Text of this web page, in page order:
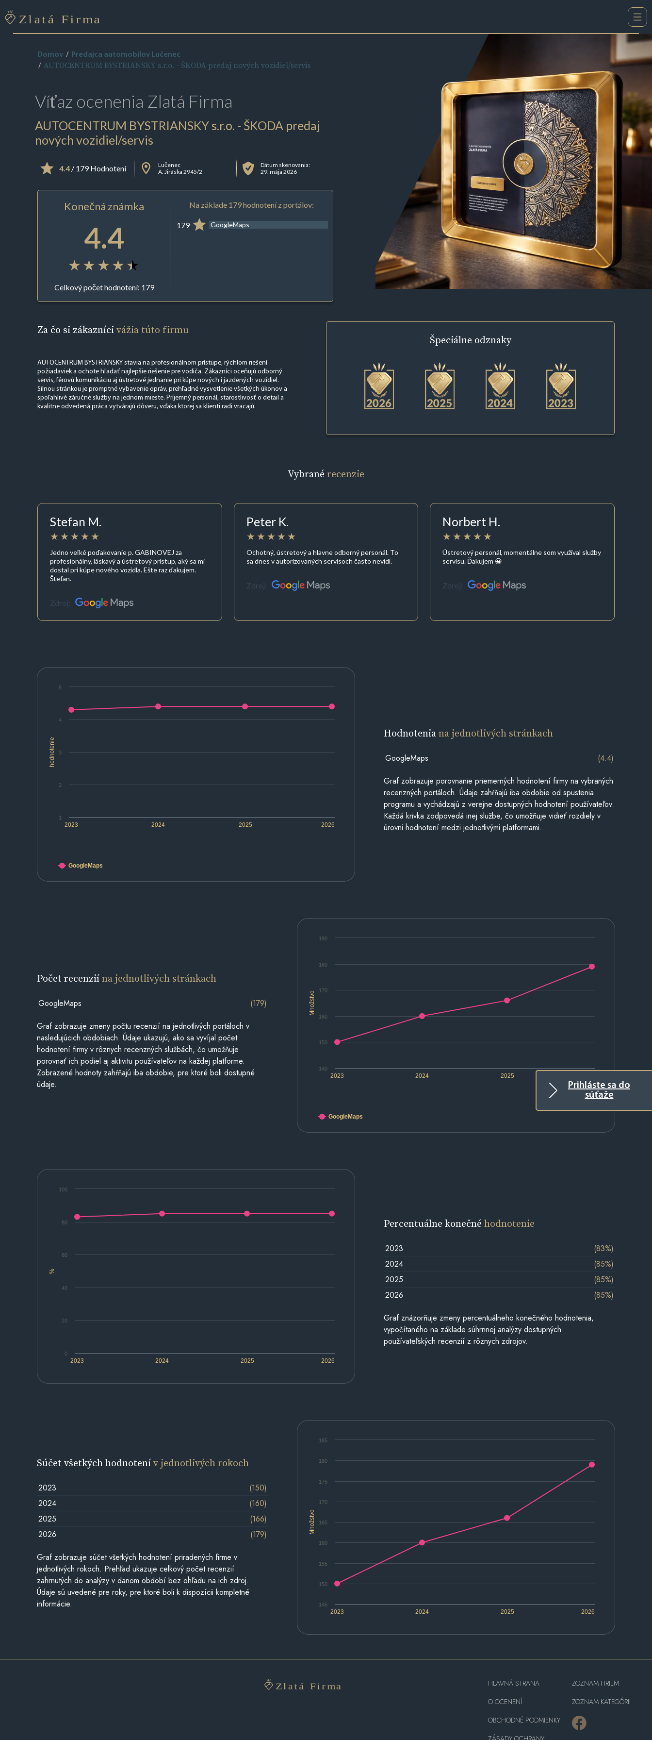
Prihláste sa do
súťaže
Domov Predajca automobilov Lučenec
AUTOCENTRUM BYSTRIANSKY s.r.o. - ŠKODA predaj nových vozidiel/servis
Víťaz ocenenia Zlatá Firma
AUTOCENTRUM BYSTRIANSKY s.r.o. - ŠKODA predaj
nových vozidiel/servis
4.4/ 179 Hodnotení
Lučenec
A. Jiráska 2945/2
Dátum skenovania:
29. mája 2026
Konečná známka
4.4
Celkový počet hodnotení: 179
Na základe 179 hodnotení z portálov:
179 GoogleMaps
Za čo si zákaznícivážia túto firmu
AUTOCENTRUM BYSTRIANSKY stavia na profesionálnom prístupe, rýchlom riešení
požiadaviek a ochote hľadať najlepšie riešenie pre vodiča. Zákazníci oceňujú odborný
servis, férovú komunikáciu aj ústretové jednanie pri kúpe nových i jazdených vozidiel.
Silnou stránkou je promptné vybavenie opráv, prehľadné vysvetlenie všetkých úkonov a
spoľahlivé záručné služby na jednom mieste. Príjemný personál, starostlivosť o detail a
kvalitne odvedená práca vytvárajú dôveru, vďaka ktorej sa klienti radi vracajú.
Špeciálne odznaky
Vybrané recenzie
Stefan M.
Jedno veľké poďakovanie p. GABINOVEJ za
profesionálny, láskavý a ústretový prístup, aký sa mi
dostal pri kúpe nového vozidla. Ešte raz ďakujem.
Štefan.
Zdroj:
Peter K.
Ochotný, ústretový a hlavne odborný personál. To
sa dnes v autorizovaných servisoch často nevidí.
Zdroj:
Norbert H.
Ústretový personál, momentálne som využíval služby
servisu. Ďakujem 😀
Zdroj:
hodnotenie
2023 2024 2025 2026
1
2
3
4
5
GoogleMaps
Hodnoteniana jednotlivých stránkach
GoogleMaps (4.4)
Graf zobrazuje porovnanie priemerných hodnotení firmy na vybraných
recenzných portáloch. Údaje zahŕňajú iba obdobie od spustenia
programu a vychádzajú z verejne dostupných hodnotení používateľov.
Každá krivka zodpovedá inej službe, čo umožňuje vidieť rozdiely v
úrovni hodnotení medzi jednotlivými platformami.
Množstvo
2023 2024 2025
150
160
170
180
140
190
GoogleMaps
Počet recenziína jednotlivých stránkach
GoogleMaps (179)
Graf zobrazuje zmeny počtu recenzií na jednotlivých portáloch v
nasledujúcich obdobiach. Údaje ukazujú, ako sa vyvíjal počet
hodnotení firmy v rôznych recenzných službách, čo umožňuje
porovnať ich podiel aj aktivitu používateľov na každej platforme.
Zobrazené hodnoty zahŕňajú iba obdobie, pre ktoré boli dostupné
údaje.
%
2023 2024 2025 2026
0
20
40
60
80
100
Percentuálne konečnéhodnotenie
2023
(83%)
2024
(85%)
2025
(85%)
2026
(85%)
Graf znázorňuje zmeny percentuálneho konečného hodnotenia,
vypočítaného na základe súhrnnej analýzy dostupných
používateľských recenzií z rôznych zdrojov.
Množstvo
2023 2024 2025 2026
145
150
155
160
165
170
175
180
185
Súčet všetkých hodnotenív jednotlivých rokoch
2023
(150)
2024
(160)
2025
(166)
2026
(179)
Graf zobrazuje súčet všetkých hodnotení priradených firme v
jednotlivých rokoch. Prehľad ukazuje celkový počet recenzií
zahrnutých do analýzy v danom období bez ohľadu na ich zdroj.
Údaje sú uvedené pre roky, pre ktoré boli k dispozícii kompletné
informácie.
HLAVNÁ STRANA
O OCENENÍ
OBCHODNÉ PODMIENKY
ZOZNAM FIRIEM
ZOZNAM KATEGÓRII